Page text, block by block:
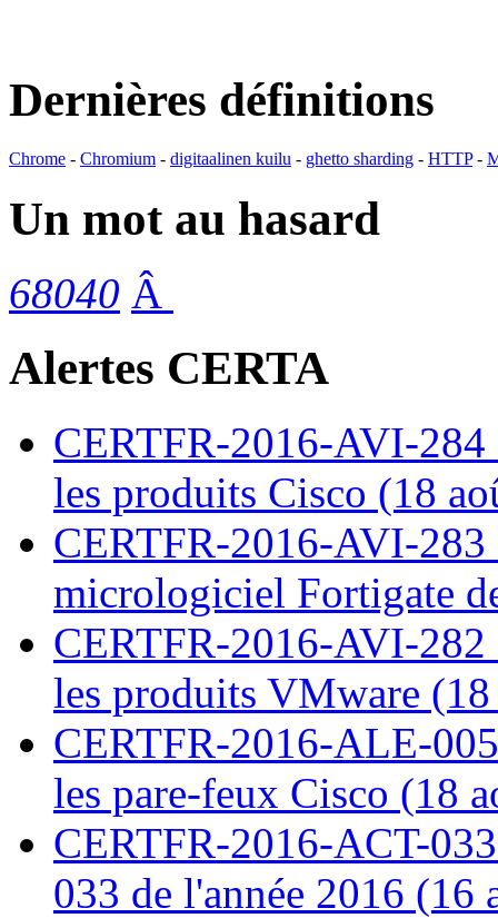
Dernières définitions
Chrome - Chromium - digitaalinen kuilu - ghetto sharding - HTTP-
Un mot au hasard
68040 Â
Alertes CERTA
CERTFR-2016-AVI-
les produits Cisco (18
CERTFR-2016-AVI-
micrologiciel Fortigate
CERTFR-2016-AVI-
les produits VMware
CERTFR-2016-ALE-
les pare-feux Cisco (18
CERTFR-2016-ACT-
033 de l'année 2016 (16